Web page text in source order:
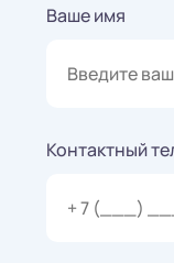
Ваше имя
Контактный